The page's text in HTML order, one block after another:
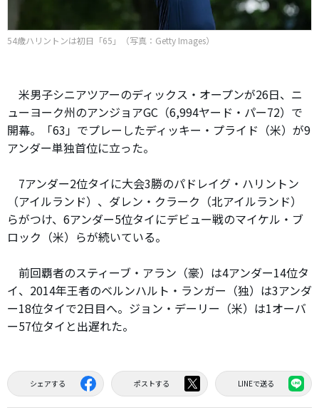
54歳ハリントンは初日「65」（写真：Getty Images）
米男子シニアツアーのディックス・オープンが26日、ニ
ューヨーク州のアンジョアGC（6,994ヤード・パー72）で
開幕。「63」でプレーしたディッキー・プライド（米）が9
アンダー単独首位に立った。
7アンダー2位タイに大会3勝のパドレイグ・ハリントン
（アイルランド）、ダレン・クラーク（北アイルランド）
らがつけ、6アンダー5位タイにデビュー戦のマイケル・ブ
ロック（米）らが続いている。
前回覇者のスティーブ・アラン（豪）は4アンダー14位タ
イ、2014年王者のベルンハルト・ランガー（独）は3アンダ
ー18位タイで2日目へ。ジョン・デーリー（米）は1オーバ
ー57位タイと出遅れた。
シェアする ポストする LINEで送る